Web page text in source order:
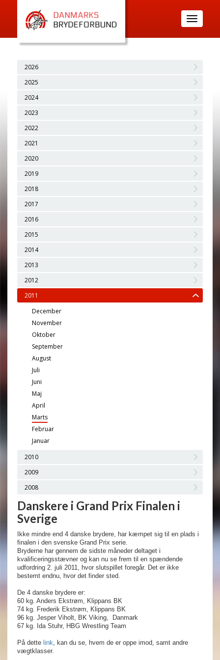
Toggle
navigation
2026
2025
2024
2023
2022
2021
2020
2019
2018
2017
2016
2015
2014
2013
2012
2011
December
November
Oktober
September
August
Juli
Juni
Maj
April
Marts
Februar
Januar
2010
2009
2008
Danskere i Grand Prix Finalen i
Sverige
Ikke mindre end 4 danske brydere, har kæmpet sig til en plads i
finalen i den svenske Grand Prix serie.
Bryderne har gennem de sidste måneder deltaget i
kvalificeringsstævner og kan nu se frem til en spændende
udfordring 2. juli 2011, hvor slutspillet foregår. Det er ikke
bestemt endnu, hvor det finder sted.
De 4 danske brydere er:
60 kg. Anders Ekstrøm, Klippans BK
74 kg. Frederik Ekstrøm, Klippans BK
96 kg. Jesper Viholt, BK Viking,
Danmark
67 kg. Ida Stuhr, HBG Wrestling Team
På dette link, kan du se, hvem de er oppe imod, samt andre
vægtklasser.